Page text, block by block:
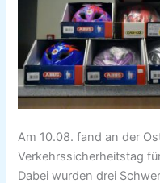
Am 10.08. fand an der
Verkehrssicherheitstag
Dabei wurden drei